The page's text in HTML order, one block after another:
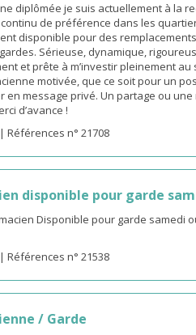
diplômée je suis actuellement à la
de préférence dans les
disponible pour des
Sérieuse, dynamique,
et prête à m’investir pleinement
motivée, que ce soit pour un
en message privé. Un partage ou
d’avance !
| Références n° 21708
disponible pour garde
Disponible pour garde samedi
| Références n° 21538
/ Garde